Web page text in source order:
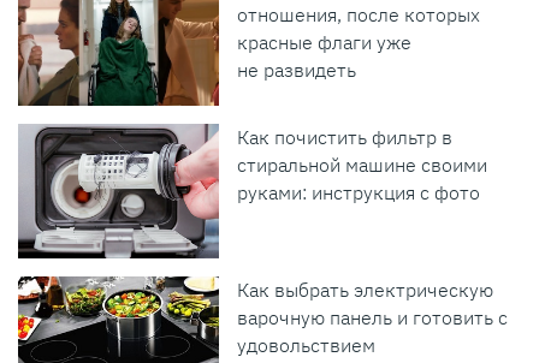
отношения, после которых
красные флаги уже
не развидеть
Как почистить фильтр в
стиральной машине своими
руками: инструкция с фото
Как выбрать электрическую
варочную панель и готовить с
удовольствием